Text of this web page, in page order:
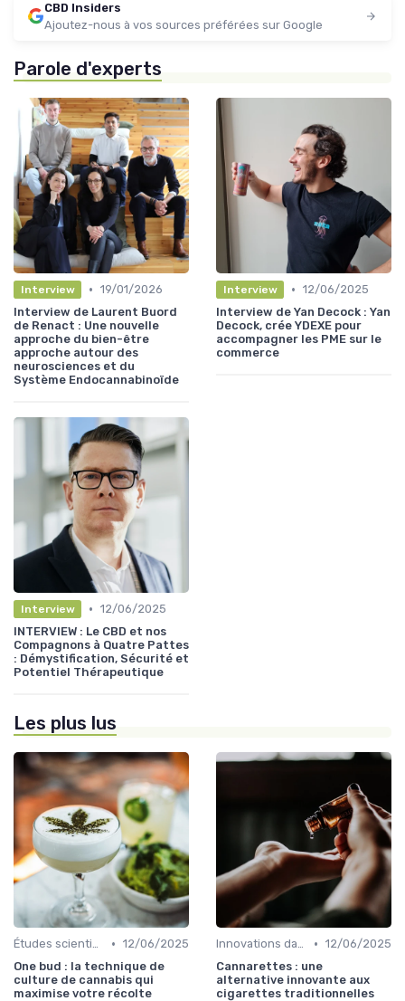
CBD Insiders
Ajoutez-nous à vos sources préférées sur Google
Parole d'experts
Interview • 19/01/2026
Interview de Laurent Buord
de Renact : Une nouvelle
approche du bien-être
approche autour des
neurosciences et du
Système Endocannabinoïde
Interview • 12/06/2025
Interview de Yan Decock : Yan
Decock, crée YDEXE pour
accompagner les PME sur le
commerce
Interview • 12/06/2025
INTERVIEW : Le CBD et nos
Compagnons à Quatre Pattes
: Démystification, Sécurité et
Potentiel Thérapeutique
Les plus lus
Études scientifiques • 12/06/2025
One bud : la technique de
culture de cannabis qui
maximise votre récolte
Innovations dans le CBD • 12/06/2025
Cannarettes : une
alternative innovante aux
cigarettes traditionnelles